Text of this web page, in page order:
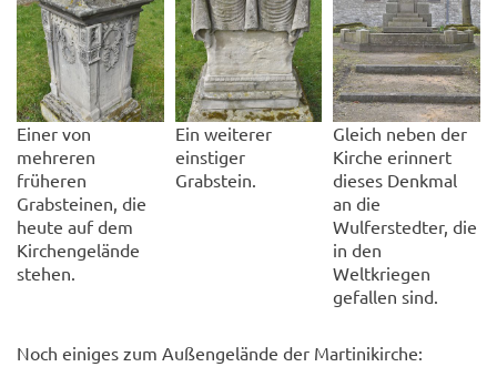
Einer von
mehreren
früheren
Grabsteinen, die
heute auf dem
Kirchengelände
stehen.
Ein weiterer
einstiger
Grabstein.
Gleich neben der
Kirche erinnert
dieses Denkmal
an die
Wulferstedter, die
in den
Weltkriegen
gefallen sind.
Noch einiges zum Außengelände der Martinikirche: